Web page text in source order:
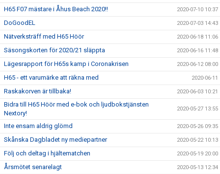
H65 F07 mästare i Åhus Beach 2020!! 2020-07-10 10:37
DoGoodEL 2020-07-03 14:43
Nätverksträff med H65 Höör 2020-06-18 11:06
Säsongskorten för 2020/21 släppta 2020-06-16 11:48
Lägesrapport för H65s kamp i Coronakrisen 2020-06-12 08:00
H65 - ett varumärke att räkna med 2020-06-11
Raskakorven är tillbaka! 2020-06-03 10:21
Bidra till H65 Höör med e-bok och ljudbokstjänsten
Nextory!
2020-05-27 13:55
Inte ensam aldrig glömd 2020-05-26 09:35
Skånska Dagbladet ny mediepartner 2020-05-22 10:13
Följ och deltag i hjältematchen 2020-05-19 20:00
Årsmötet senarelagt 2020-05-13 12:34